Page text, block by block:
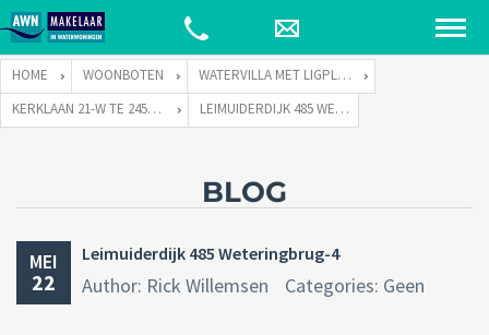
HOME WOONBOTEN
WATERVILLA MET LIGPLAATS
KERKLAAN 21-W TE 2451 VX LEIMUIDEN
LEIMUIDERDIJK 485 WETERINGBRUG-4
BLOG
MEI
22
Leimuiderdijk 485 Weteringbrug-4
Author: Rick Willemsen Categories: Geen